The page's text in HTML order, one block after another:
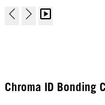
Chroma ID Bonding